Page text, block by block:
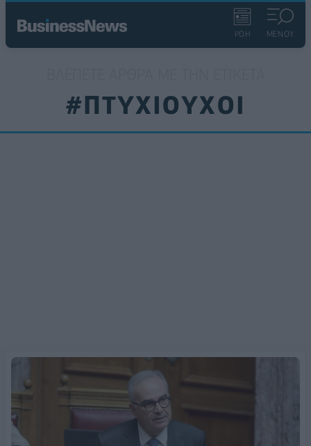
ΡΟΗ ΜΕΝΟΥ
#ΠΤΥΧΙΟΥΧΟΙ